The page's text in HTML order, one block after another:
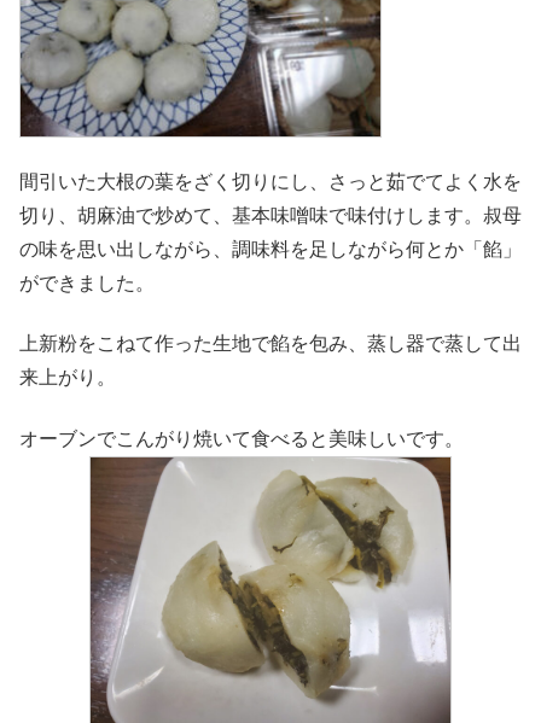
間引いた大根の葉をざく切りにし、さっと茹でてよく水を
切り、胡麻油で炒めて、基本味噌味で味付けします。叔母
の味を思い出しながら、調味料を足しながら何とか「餡」
ができました。
上新粉をこねて作った生地で餡を包み、蒸し器で蒸して出
来上がり。
オーブンでこんがり焼いて食べると美味しいです。